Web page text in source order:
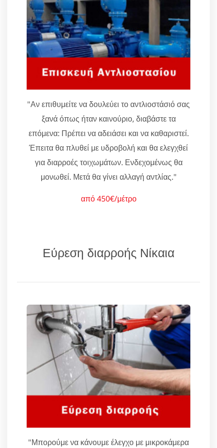
"Αν επιθυμείτε να δουλεύει το αντλιοστάσιό σας
ξανά όπως ήταν καινούριο, διαβάστε τα
επόμενα: Πρέπει να αδειάσει και να καθαριστεί.
Έπειτα θα πλυθεί με υδροβολή και θα ελεγχθεί
για διαρροές τοιχωμάτων. Ενδεχομένως θα
μονωθεί. Μετά θα γίνει αλλαγή αντλίας."
από 450€/μέτρο
Εύρεση διαρροής Νίκαια
"Μπορούμε να κάνουμε έλεγχο με μικροκάμερα